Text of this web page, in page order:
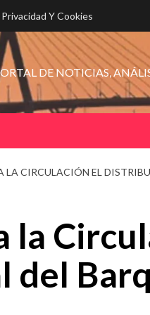
Y Cookies
DE NOTICIAS,
LA CIRCULACIÓN EL
la
del